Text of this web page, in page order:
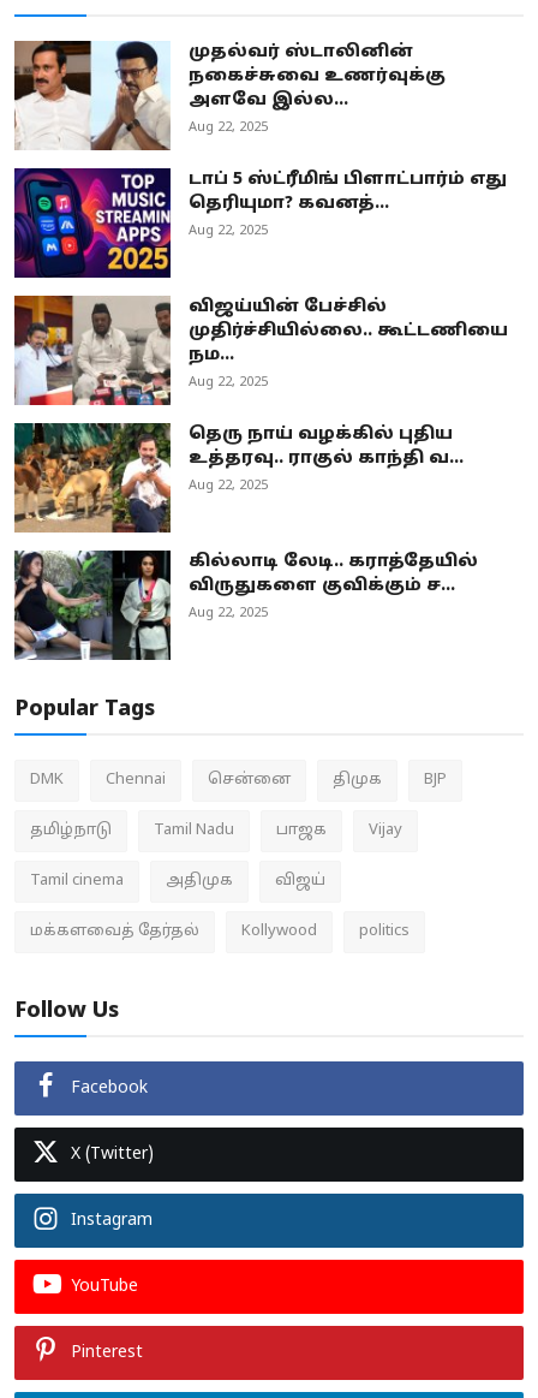
முதல்வர் ஸ்டாலினின்
நகைச்சுவை உணர்வுக்கு
அளவே இல்ல...
Aug 22, 2025
டாப் 5 ஸ்ட்ரீமிங் பிளாட்பார்ம் எது
தெரியுமா? கவனத்...
Aug 22, 2025
விஜய்யின் பேச்சில்
முதிர்ச்சியில்லை.. கூட்டணியை
நம...
Aug 22, 2025
தெரு நாய் வழக்கில் புதிய
உத்தரவு.. ராகுல் காந்தி வ...
Aug 22, 2025
கில்லாடி லேடி.. கராத்தேயில்
விருதுகளை குவிக்கும் ச...
Aug 22, 2025
Popular Tags
DMK Chennai சென்னை திமுக BJP
தமிழ்நாடு Tamil Nadu பாஜக Vijay
Tamil cinema அதிமுக விஜய்
மக்களவைத் தேர்தல் Kollywood politics
Follow Us
Facebook
X (Twitter)
Instagram
YouTube
Pinterest